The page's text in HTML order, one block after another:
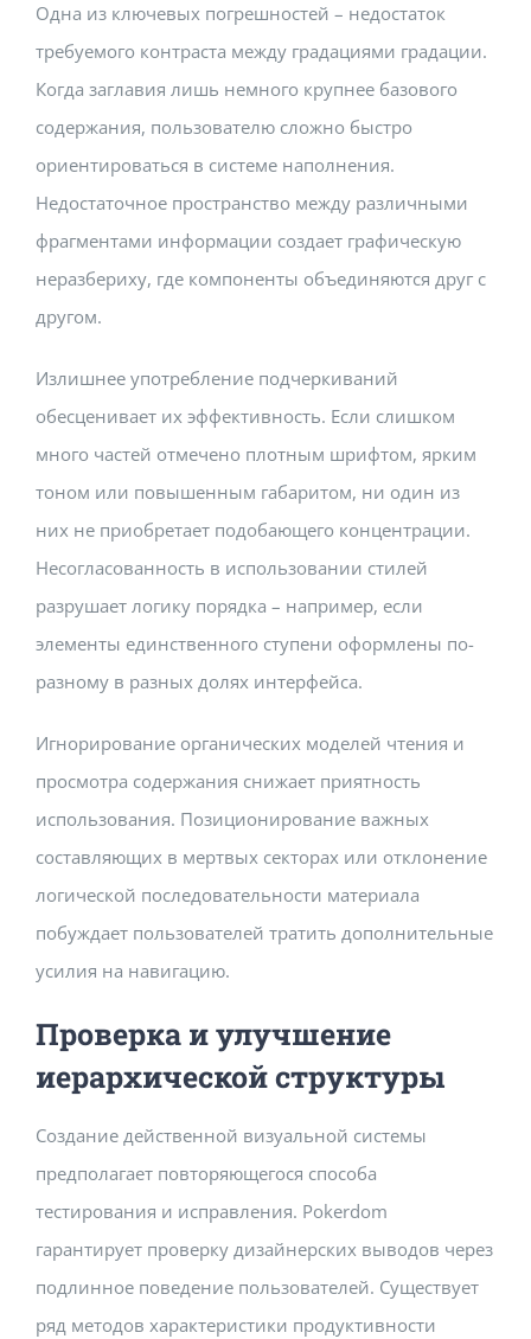
Одна из ключевых погрешностей – недостаток
требуемого контраста между градациями градации.
Когда заглавия лишь немного крупнее базового
содержания, пользователю сложно быстро
ориентироваться в системе наполнения.
Недостаточное пространство между различными
фрагментами информации создает графическую
неразбериху, где компоненты объединяются друг с
другом.
Излишнее употребление подчеркиваний
обесценивает их эффективность. Если слишком
много частей отмечено плотным шрифтом, ярким
тоном или повышенным габаритом, ни один из
них не приобретает подобающего концентрации.
Несогласованность в использовании стилей
разрушает логику порядка – например, если
элементы единственного ступени оформлены по-
разному в разных долях интерфейса.
Игнорирование органических моделей чтения и
просмотра содержания снижает приятность
использования. Позиционирование важных
составляющих в мертвых секторах или отклонение
логической последовательности материала
побуждает пользователей тратить дополнительные
усилия на навигацию.
Проверка и улучшение
иерархической структуры
Создание действенной визуальной системы
предполагает повторяющегося способа
тестирования и исправления. Pokerdom
гарантирует проверку дизайнерских выводов через
подлинное поведение пользователей. Существует
ряд методов характеристики продуктивности